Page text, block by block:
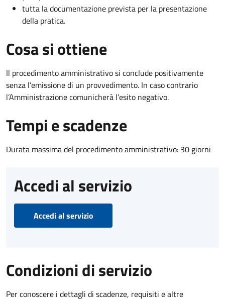
tutta la documentazione prevista per la presentazione
della pratica.
Cosa si ottiene
Il procedimento amministrativo si conclude positivamente
senza l’emissione di un provvedimento. In caso contrario
l’Amministrazione comunicherà l’esito negativo.
Tempi e scadenze
Durata massima del procedimento amministrativo: 30 giorni
Accedi al servizio
Accedi al servizio
Condizioni di servizio
Per conoscere i dettagli di scadenze, requisiti e altre